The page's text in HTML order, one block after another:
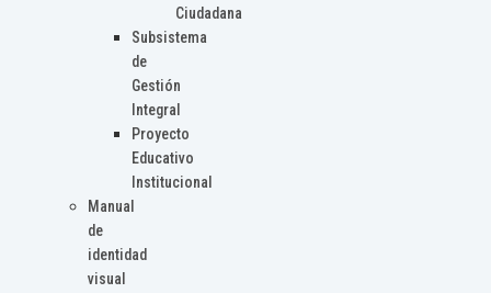
Ciudadana
Subsistema
de
Gestión
Integral
Proyecto
Educativo
Institucional
Manual
de
identidad
visual